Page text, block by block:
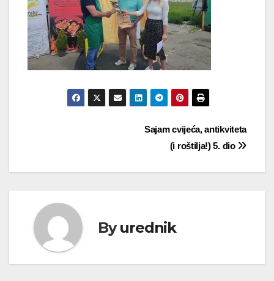
Sajam cvijeća, antikviteta
(i roštilja!) 5. dio
Byurednik